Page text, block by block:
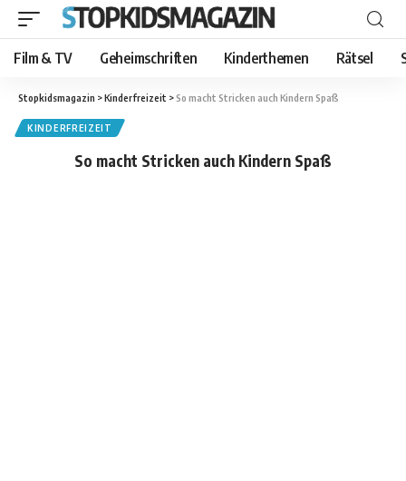
Film & TV Geheimschriften Kinderthemen Rätsel
Stopkidsmagazin >Kinderfreizeit >So macht Stricken auch Kindern Spaß
KINDERFREIZEIT
So macht Stricken auch Kindern Spaß